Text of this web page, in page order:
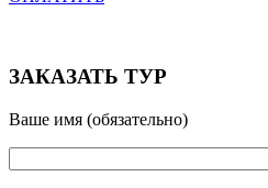
ЗАКАЗАТЬ ТУР
Ваше имя (обязательно)